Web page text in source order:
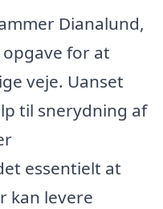
Dianalund,
for at
veje. Uanset
til snerydning af
essentielt at
kan levere